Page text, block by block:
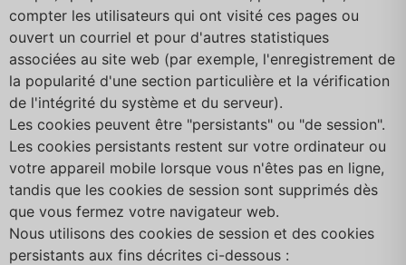
compter les utilisateurs qui ont visité ces pages ou
ouvert un courriel et pour d'autres statistiques
associées au site web (par exemple, l'enregistrement de
la popularité d'une section particulière et la vérification
de l'intégrité du système et du serveur).
Les cookies peuvent être "persistants" ou "de session".
Les cookies persistants restent sur votre ordinateur ou
votre appareil mobile lorsque vous n'êtes pas en ligne,
tandis que les cookies de session sont supprimés dès
que vous fermez votre navigateur web.
Nous utilisons des cookies de session et des cookies
persistants aux fins décrites ci-dessous :